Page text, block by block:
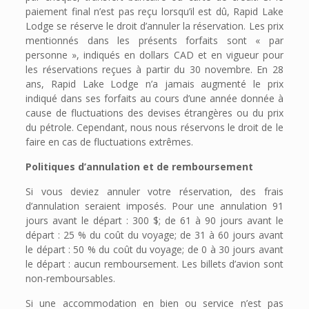
paiement final n’est pas reçu lorsqu’il est dû, Rapid Lake
Lodge se réserve le droit d’annuler la réservation. Les prix
mentionnés dans les présents forfaits sont « par
personne », indiqués en dollars CAD et en vigueur pour
les réservations reçues à partir du 30 novembre. En 28
ans, Rapid Lake Lodge n’a jamais augmenté le prix
indiqué dans ses forfaits au cours d’une année donnée à
cause de fluctuations des devises étrangères ou du prix
du pétrole. Cependant, nous nous réservons le droit de le
faire en cas de fluctuations extrêmes.
Politiques d’annulation et de remboursement
Si vous deviez annuler votre réservation, des frais
d’annulation seraient imposés. Pour une annulation 91
jours avant le départ : 300 $; de 61 à 90 jours avant le
départ : 25 % du coût du voyage; de 31 à 60 jours avant
le départ : 50 % du coût du voyage; de 0 à 30 jours avant
le départ : aucun remboursement. Les billets d’avion sont
non-remboursables.
Si une accommodation en bien ou service n’est pas